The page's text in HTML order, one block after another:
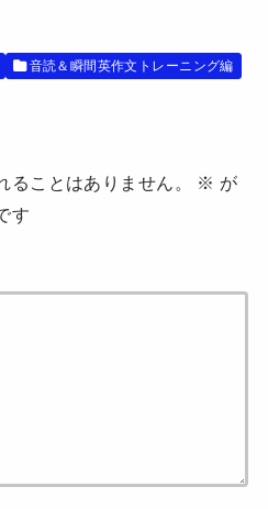
音読＆瞬間英作文トレーニング編
ることはありません。 ※ が
す